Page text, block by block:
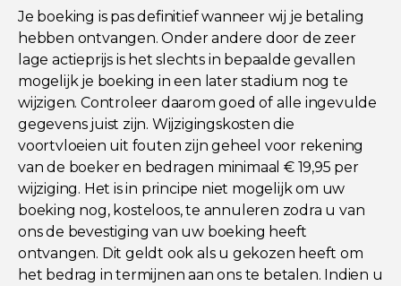
Je boeking is pas definitief wanneer wij je betaling
hebben ontvangen. Onder andere door de zeer
lage actieprijs is het slechts in bepaalde gevallen
mogelijk je boeking in een later stadium nog te
wijzigen. Controleer daarom goed of alle ingevulde
gegevens juist zijn. Wijzigingskosten die
voortvloeien uit fouten zijn geheel voor rekening
van de boeker en bedragen minimaal € 19,95 per
wijziging. Het is in principe niet mogelijk om uw
boeking nog, kosteloos, te annuleren zodra u van
ons de bevestiging van uw boeking heeft
ontvangen. Dit geldt ook als u gekozen heeft om
het bedrag in termijnen aan ons te betalen. Indien u